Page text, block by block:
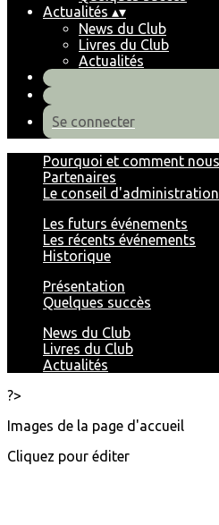
Actualités ▴▾
News du Club
Livres du Club
Actualités
Se connecter
Pourquoi et comment
Partenaires
Le conseil d'administration
Les futurs événements
Les récents événements
Historique
Présentation
Quelques succès
News du Club
Livres du Club
Actualités
?>
Images de la page d'accueil
Cliquez pour éditer